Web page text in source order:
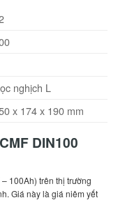
nghịch L
x 174 x 190 mm
DIN100
100Ah) trên thị trường
Giá này là giá niêm yết